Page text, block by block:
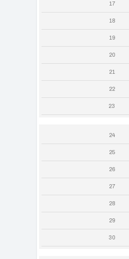
17
18
19
20
21
22
23
24
25
26
27
28
29
30